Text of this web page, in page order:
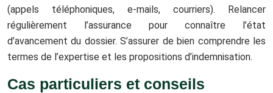
(appels téléphoniques, e-mails, courriers). Relancer
régulièrement l’assurance pour connaître l’état
d’avancement du dossier. S’assurer de bien comprendre les
termes de l’expertise et les propositions d’indemnisation.
Cas particuliers et conseils